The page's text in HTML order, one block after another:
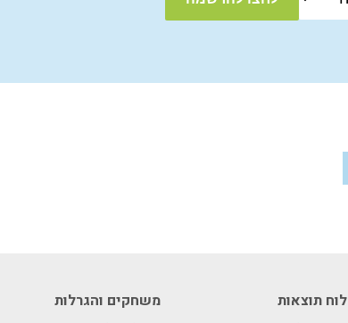
לוח תוצאות משחקים והגרלות